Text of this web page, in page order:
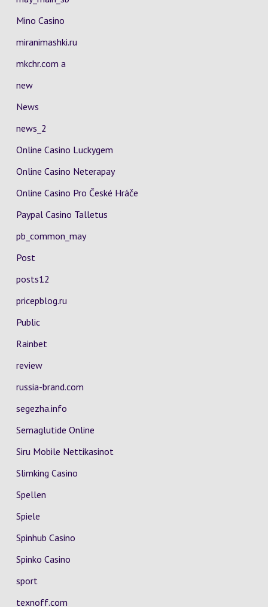
Mino Casino
miranimashki.ru
mkchr.com a
new
News
news_2
Online Casino Luckygem
Online Casino Neterapay
Online Casino Pro České Hráče
Paypal Casino Talletus
pb_common_may
Post
posts12
pricepblog.ru
Public
Rainbet
review
russia-brand.com
segezha.info
Semaglutide Online
Siru Mobile Nettikasinot
Slimking Casino
Spellen
Spiele
Spinhub Casino
Spinko Casino
sport
texnoff.com